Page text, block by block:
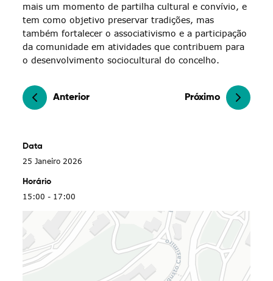
mais um momento de partilha cultural e convívio, e
tem como objetivo preservar tradições, mas
também fortalecer o associativismo e a participação
da comunidade em atividades que contribuem para
o desenvolvimento sociocultural do concelho.
Anterior Próximo
Data
25 Janeiro 2026
Horário
15:00 - 17:00